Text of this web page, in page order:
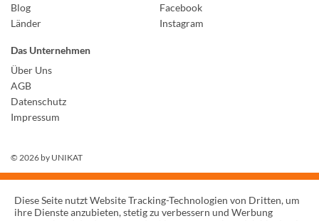
Blog
Länder
Facebook
Instagram
Das Unternehmen
Über Uns
AGB
Datenschutz
Impressum
© 2026 by UNIKAT
Diese Seite nutzt Website Tracking-Technologien von Dritten, um
ihre Dienste anzubieten, stetig zu verbessern und Werbung